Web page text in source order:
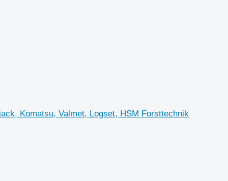
Komatsu, Valmet, Logset, HSM Forsttechnik